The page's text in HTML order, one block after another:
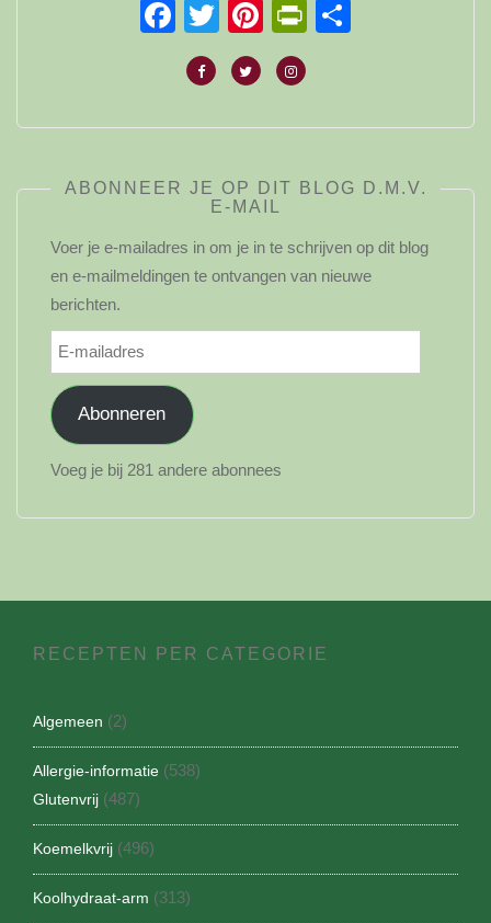
Facebook
TwitterPinterest
ABONNEER JE OP DIT BLOG D.M.V.
E-MAIL
Voer je e-mailadres in om je in te schrijven op dit blog
en e-mailmeldingen te ontvangen van nieuwe
berichten.
E-
mailadres
Abonneren
Voeg je bij 281 andere abonnees
RECEPTEN PER CATEGORIE
Algemeen (2)
Allergie-informatie (538)
Glutenvrij (487)
Koemelkvrij (496)
Koolhydraat-arm (313)